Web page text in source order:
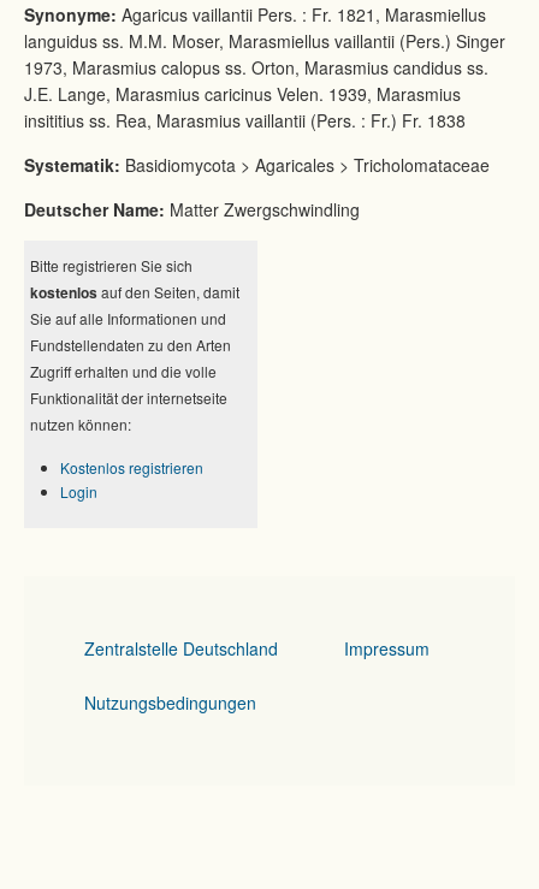
Synonyme: Agaricus vaillantii Pers. : Fr. 1821, Marasmiellus
languidus ss. M.M. Moser, Marasmiellus vaillantii (Pers.) Singer
1973, Marasmius calopus ss. Orton, Marasmius candidus ss.
J.E. Lange, Marasmius caricinus Velen. 1939, Marasmius
insititius ss. Rea, Marasmius vaillantii (Pers. : Fr.) Fr. 1838
Systematik: Basidiomycota > Agaricales > Tricholomataceae
Deutscher Name: Matter Zwergschwindling
Bitte registrieren Sie sich
kostenlos auf den Seiten, damit
Sie auf alle Informationen und
Fundstellendaten zu den Arten
Zugriff erhalten und die volle
Funktionalität der internetseite
nutzen können:
Kostenlos registrieren
Login
Zentralstelle Deutschland Impressum
Nutzungsbedingungen